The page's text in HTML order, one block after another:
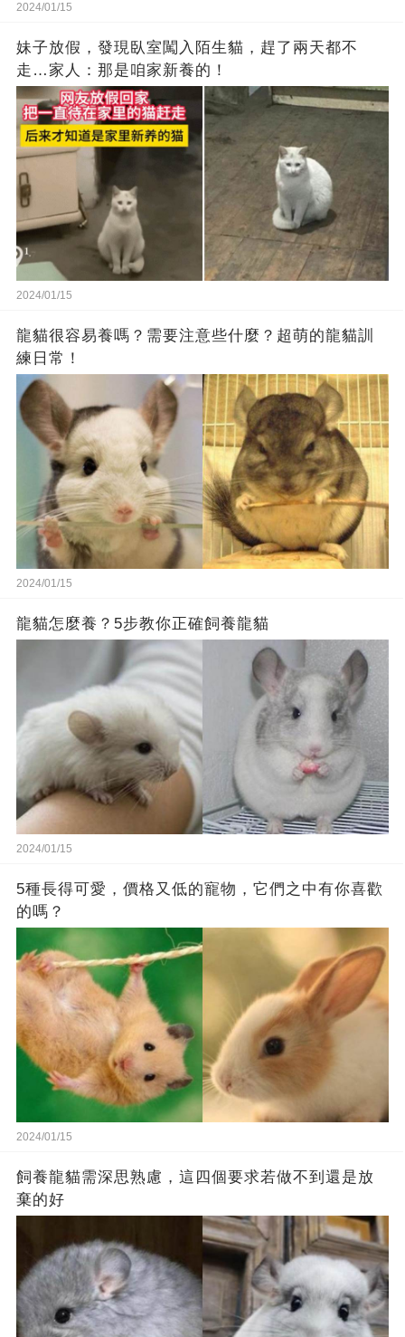
2024/01/15
妹子放假，發現臥室闖入陌生貓，趕了兩天都不
走…家人：那是咱家新養的！
2024/01/15
龍貓很容易養嗎？需要注意些什麼？超萌的龍貓訓
練日常！
2024/01/15
龍貓怎麼養？5步教你正確飼養龍貓
2024/01/15
5種長得可愛，價格又低的寵物，它們之中有你喜歡
的嗎？
2024/01/15
飼養龍貓需深思熟慮，這四個要求若做不到還是放
棄的好